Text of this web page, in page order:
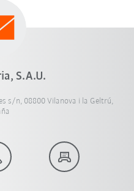
S.A.U.
s/n, 08800 Vilanova i la Geltrú,